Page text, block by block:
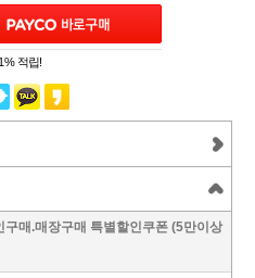
적립!
구매.매장구매 특별할인쿠폰 (5만이상